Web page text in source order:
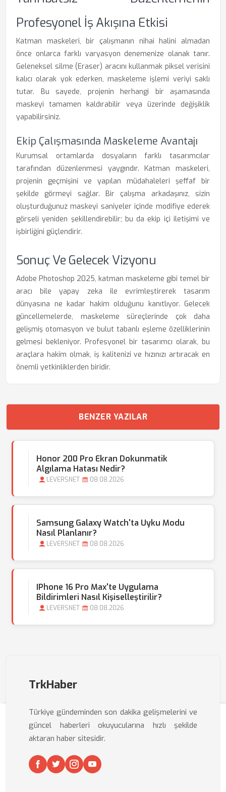
Profesyonel İş Akışına Etkisi
Katman maskeleri, bir çalışmanın nihai halini almadan
önce onlarca farklı varyasyon denemenize olanak tanır.
Geleneksel silme (Eraser) aracını kullanmak piksel verisini
kalıcı olarak yok ederken, maskeleme işlemi veriyi saklı
tutar. Bu sayede, projenin herhangi bir aşamasında
maskeyi tamamen kaldırabilir veya üzerinde değişiklik
yapabilirsiniz.
Ekip Çalışmasında Maskeleme Avantajı
Kurumsal ortamlarda dosyaların farklı tasarımcılar
tarafından düzenlenmesi yaygındır. Katman maskeleri,
projenin geçmişini ve yapılan müdahaleleri şeffaf bir
şekilde görmeyi sağlar. Bir çalışma arkadaşınız, sizin
oluşturduğunuz maskeyi saniyeler içinde modifiye ederek
görseli yeniden şekillendirebilir; bu da ekip içi iletişimi ve
işbirliğini güçlendirir.
Sonuç Ve Gelecek Vizyonu
Adobe Photoshop 2025, katman maskeleme gibi temel bir
aracı bile yapay zeka ile evrimleştirerek tasarım
dünyasına ne kadar hakim olduğunu kanıtlıyor. Gelecek
güncellemelerde, maskeleme süreçlerinde çok daha
gelişmiş otomasyon ve bulut tabanlı eşleme özelliklerinin
gelmesi bekleniyor. Profesyonel bir tasarımcı olarak, bu
araçlara hakim olmak, iş kalitenizi ve hızınızı artıracak en
önemli yetkinliklerden biridir.
BENZER YAZILAR
Honor 200 Pro Ekran Dokunmatik
Algılama Hatası Nedir?
LEVERSNET 08.08.2026
Samsung Galaxy Watch'ta Uyku Modu
Nasıl Planlanır?
LEVERSNET 08.08.2026
IPhone 16 Pro Max'te Uygulama
Bildirimleri Nasıl Kişiselleştirilir?
LEVERSNET 08.08.2026
TrkHaber
Türkiye gündeminden son dakika gelişmelerini ve
güncel haberleri okuyucularına hızlı şekilde
aktaran haber sitesidir.